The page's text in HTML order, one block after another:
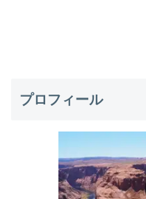
プロフィール